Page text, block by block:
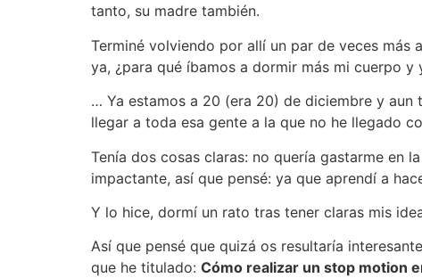
tanto, su madre también.
Terminé volviendo por allí un par de veces
ya, ¿para qué íbamos a dormir más mi cuerpo y
… Ya estamos a 20 (era 20) de diciembre y aun
llegar a toda esa gente a la que no he llegado
Tenía dos cosas claras: no quería gastarme en
impactante, así que pensé: ya que aprendí a
Y lo hice, dormí un rato tras tener claras mis
Así que pensé que quizá os resultaría
que he titulado: Cómo realizar un stop motion